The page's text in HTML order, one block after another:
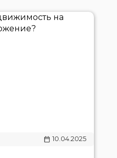
10.04.2025